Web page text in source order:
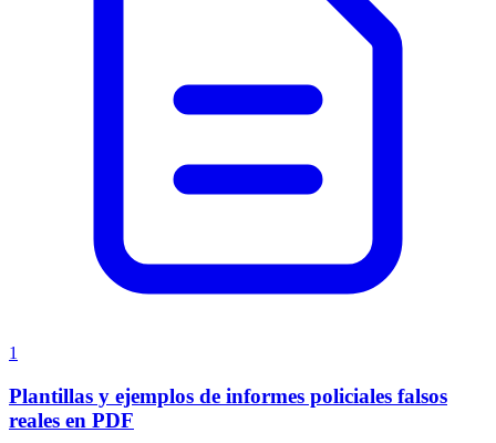
1
Plantillas y ejemplos de informes policiales falsos
reales en PDF